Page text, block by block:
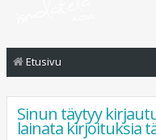
Etusivu
Sinun täytyy
lainata kirjoituksia